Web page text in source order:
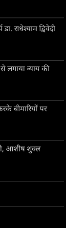
राधेश्याम द्विवेदी
लगाया न्याय की
बीमारियों पर
आशीष शुक्ल